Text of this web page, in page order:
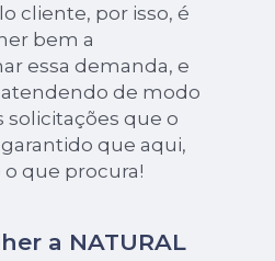
cliente, por isso, é
bem a
essa demanda, e
de modo
solicitações que o
que aqui,
que procura!
a NATURAL